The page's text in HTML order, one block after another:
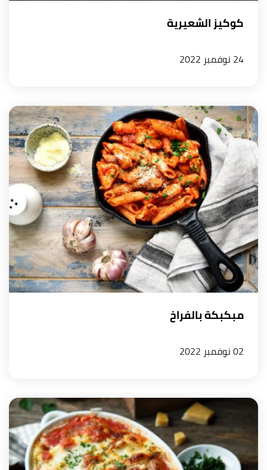
كوكيز الشعيرية
24 نوفمبر 2022
مبكبكة بالفراخ
02 نوفمبر 2022